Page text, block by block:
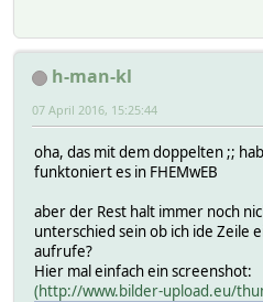
h-man-kl
07 April 2016, 15:25:44
oha, das mit dem doppelten ;;
funktoniert es in FHEMwEB
aber der Rest halt immer noch
unterschied sein ob ich ide Zeile
aufrufe?
Hier mal einfach ein screenshot:
(http://www.bilder-upload.eu/